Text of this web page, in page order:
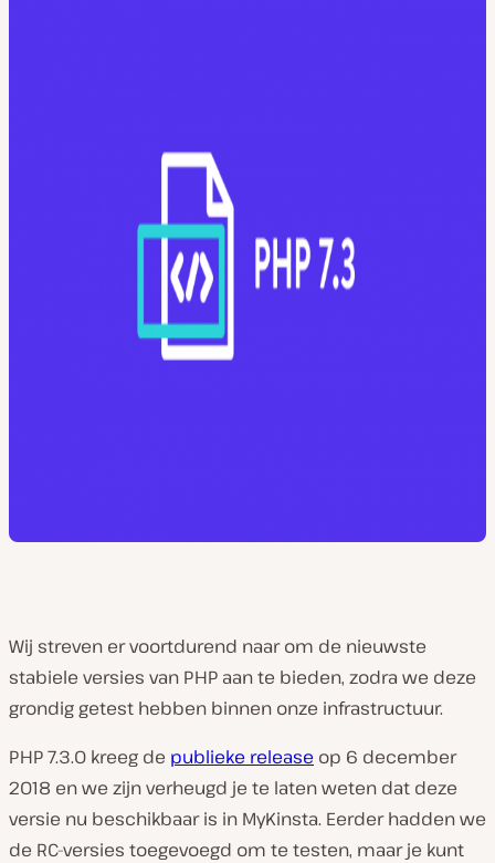
Wij streven er voortdurend naar om de nieuwste
stabiele versies van PHP aan te bieden, zodra we deze
grondig getest hebben binnen onze infrastructuur.
PHP 7.3.0 kreeg de publieke release op 6 december
2018 en we zijn verheugd je te laten weten dat deze
versie nu beschikbaar is in MyKinsta. Eerder hadden we
de RC-versies toegevoegd om te testen, maar je kunt